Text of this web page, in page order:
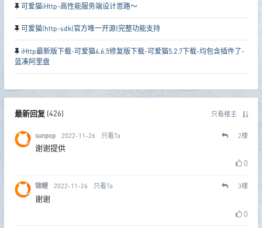
可爱猫iHttp-高性能服务端设计思路～
可爱猫|http-sdk|官方唯一开源|完整功能支持
iHttp最新版下载-可爱猫4.6.5修复版下载-可爱猫5.2.7下载-均包含插件了-
蓝凑阿里盘
最新回复(426) 只看楼主
sunpop 2022-11-26 只看Ta 2楼
谢谢提供
0
锦鲤 2022-11-26 只看Ta 3楼
谢谢
0